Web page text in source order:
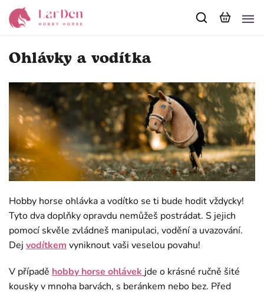
Ohlávky a vodítka
Hobby horse ohlávka a vodítko se ti bude hodit vždycky!
Tyto dva doplňky opravdu nemůžeš postrádat. S jejich
pomocí skvěle zvládneš manipulaci, vodění a uvazování.
Dej vodítkem vyniknout vaši veselou povahu!
V případě hobby horse ohlávek jde o krásné ručně šité
kousky v mnoha barvách, s beránkem nebo bez. Před